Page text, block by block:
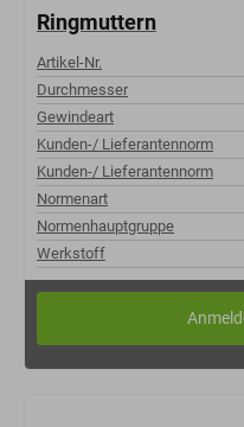
Ringmuttern
Artikel-Nr.
Durchmesser
Gewindeart
Kunden-/ Lieferantennorm
Kunden-/ Lieferantennorm
Normenart
Normenhauptgruppe
Werkstoff